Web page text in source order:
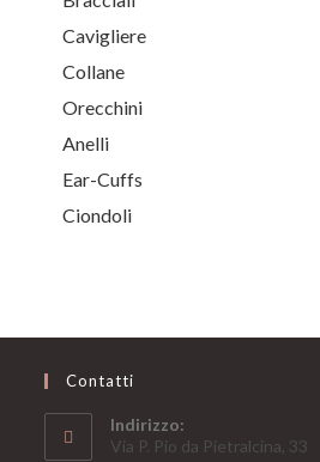
Cavigliere
Collane
Orecchini
Anelli
Ear-Cuffs
Ciondoli
Contatti
Indirizzo:
Via P. Pio da Pietralcina, 33